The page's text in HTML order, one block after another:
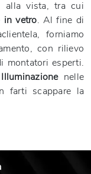
alla vista, tra cui
in vetro. Al fine di
forniamo
con rilievo
montatori esperti.
Illuminazionenelle
farti scappare la